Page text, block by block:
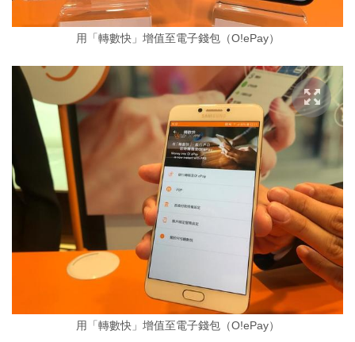
用「轉數快」增值至電子錢包（O!ePay）
用「轉數快」增值至電子錢包（O!ePay）